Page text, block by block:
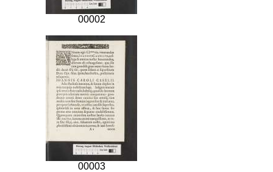
00002
00003